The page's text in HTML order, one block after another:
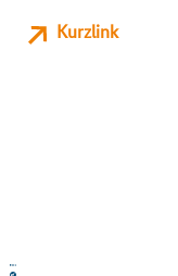
Kurzlink